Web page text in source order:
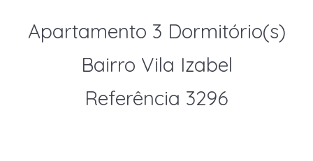
Apartamento 3 Dormitório(s)
Bairro Vila Izabel
Referência 3296